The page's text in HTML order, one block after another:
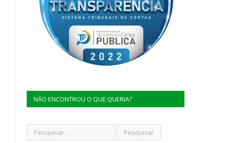
NÃO ENCONTROU O QUE QUERIA?